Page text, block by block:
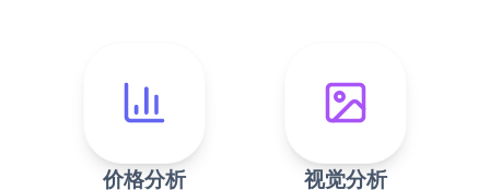
价格分析 视觉分析